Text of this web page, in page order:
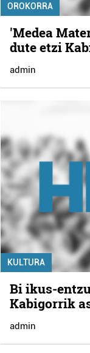
OROKORRA
'Medea
dute etzi
admin
KULTURA
Bi ikus-
Kabigorrik
admin